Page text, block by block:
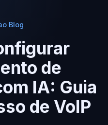
Blog
de
IA: Guia
de VoIP